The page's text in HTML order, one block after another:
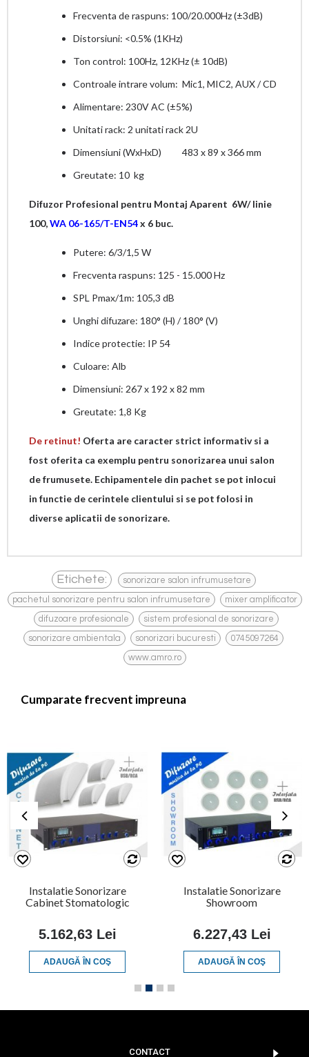
Frecventa de raspuns: 100/20.000Hz (±3dB)
Distorsiuni: <0.5% (1KHz)
Ton control: 100Hz, 12KHz (± 10dB)
Controale intrare volum: Mic1, MIC2, AUX / CD
Alimentare: 230V AC (±5%)
Unitati rack: 2 unitati rack 2U
Dimensiuni (WxHxD) 483 x 89 x 366 mm
Greutate: 10 kg
Difuzor Profesional pentru Montaj Aparent 6W/ linie
100,WA 06-165/T-EN54x 6 buc.
Putere: 6/3/1,5 W
Frecventa raspuns: 125 - 15.000 Hz
SPL Pmax/1m: 105,3 dB
Unghi difuzare: 180° (H) / 180° (V)
Indice protectie: IP 54
Culoare: Alb
Dimensiuni: 267 x 192 x 82 mm
Greutate: 1,8 Kg
De retinut! Oferta are caracter strict informativ si a
fost oferita ca exemplu pentru sonorizarea unui salon
de frumusete. Echipamentele din pachet se pot inlocui
in functie de cerintele clientului si se pot folosi in
diverse aplicatii de sonorizare.
Etichete: sonorizare salon infrumusetare ,
pachetul sonorizare pentru salon infrumusetare , mixer amplificator
difuzoare profesionale , sistem profesional de sonorizare ,
sonorizare ambientala sonorizari bucuresti 0745097264
www.amro.ro
Cumparate frecvent impreuna
Instalatie Sonorizare
Cabinet Stomatologic
5.162,63 Lei
ADAUGĂ ÎN COŞ
Instalatie Sonorizare
Showroom
6.227,43 Lei
ADAUGĂ ÎN COŞ
CONTACT